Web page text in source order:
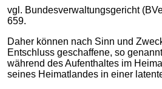
vgl. Bundesverwaltungsgericht
659.
Daher können nach Sinn und
Entschluss geschaffene, so
während des Aufenthaltes im
seines Heimatlandes in einer